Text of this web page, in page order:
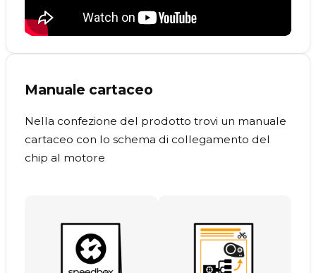
Manuale cartaceo
Nella confezione del prodotto trovi un manuale
cartaceo con lo schema di collegamento del
chip al motore